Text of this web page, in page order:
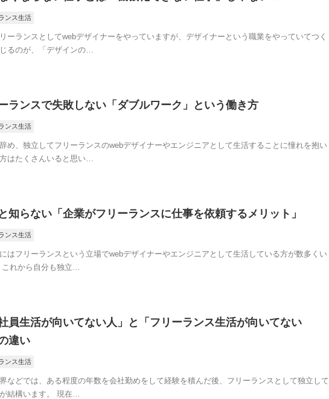
ンス生活
ーランスとしてwebデザイナーをやっていますが、デザイナーという職業をやっていてつく
るのが、「デザインの…
ランスで失敗しない「ダブルワーク」という働き方
ンス生活
め、独立してフリーランスのwebデザイナーやエンジニアとして生活することに憧れを抱い
はたくさんいると思い…
知らない「企業がフリーランスに仕事を依頼するメリット」
ンス生活
はフリーランスという立場でwebデザイナーやエンジニアとして生活している方が数多くい
これから自分も独立…
社員生活が向いてない人」と「フリーランス生活が向いてない
違い
ンス生活
などでは、ある程度の年数を会社勤めをして経験を積んだ後、フリーランスとして独立して
結構います。 現在…